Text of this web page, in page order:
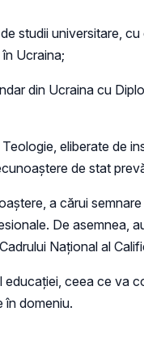
studii universitare,
Ucraina;
din Ucraina cu
eliberate de
de stat
a cărui
De asemnea,
Național al
ceea ce va
în domeniu.